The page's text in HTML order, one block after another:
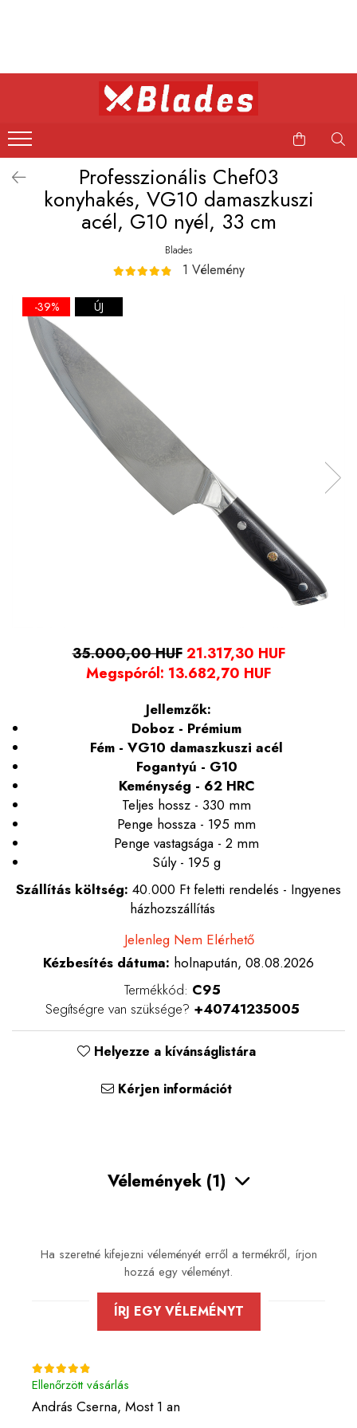
Konyhai kések
Bushcraft kések
Japán kések
Professzionális kések
Professzionális Chef03
konyhakés, VG10 damaszkuszi
acél, G10 nyél, 33 cm
Blades
1 Vélemény
-39% ÚJ
35.000,00 HUF 21.317,30 HUF
Megspóról: 13.682,70 HUF
Jellemzők:
Doboz - Prémium
Fém - VG10 damaszkuszi acél
Fogantyú - G10
Keménység - 62 HRC
Teljes hossz - 330 mm
Penge hossza - 195 mm
Penge vastagsága - 2 mm
Súly - 195 g
Szállítás költség: 40.000 Ft feletti rendelés - Ingyenes
házhozszállítás
Jelenleg Nem Elérhető
Kézbesítés dátuma: holnapután, 08.08.2026
Termékkód: C95
Segítségre van szüksége? +40741235005
Helyezze a kívánságlistára
Kérjen információt
Vélemények (1)
Ha szeretné kifejezni véleményét erről a termékről, írjon
hozzá egy véleményt.
ÍRJ EGY VÉLEMÉNYT
Ellenőrzött vásárlás
András Cserna, Most 1 an